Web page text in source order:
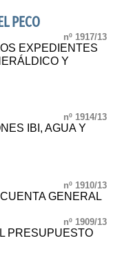
PECO
nº 1917/13
EXPEDIENTES
Y
nº 1914/13
IBI, AGUA Y
nº 1910/13
GENERAL
nº 1909/13
PRESUPUESTO